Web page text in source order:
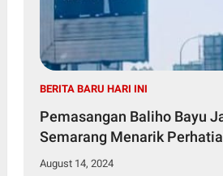
BERITA BARU HARI INI
Pemasangan Baliho Bayu
Semarang Menarik
August 14, 2024